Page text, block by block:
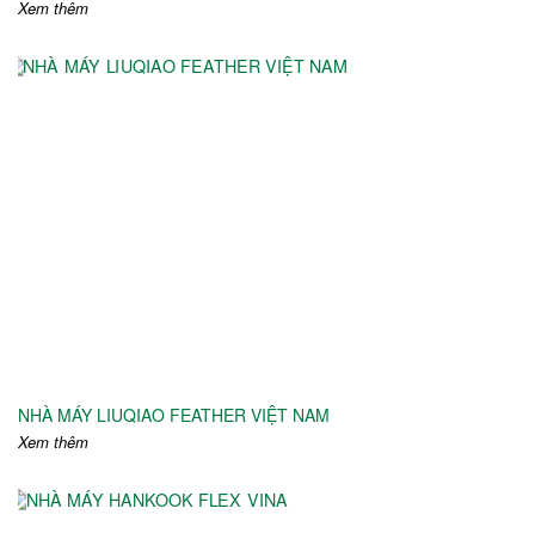
Xem thêm
NHÀ MÁY LIUQIAO FEATHER VIỆT NAM
Xem thêm